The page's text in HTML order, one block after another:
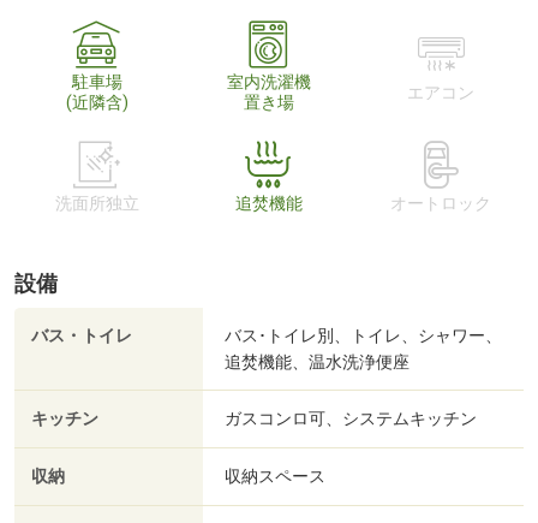
駐車場
(近隣含)
室内洗濯機
置き場
エアコン
洗面所独立 追焚機能 オートロック
設備
バス・トイレ
バス･トイレ別、トイレ、シャワー、
追焚機能、温水洗浄便座
キッチン ガスコンロ可、システムキッチン
収納 収納スペース